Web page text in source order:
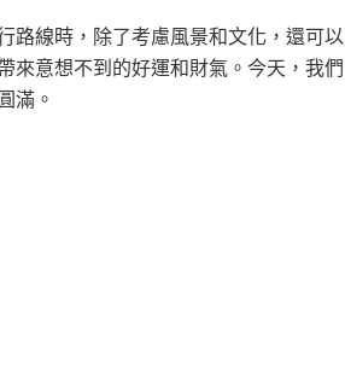
路線時，除了考慮風景和文化，還可以
來意想不到的好運和財氣。今天，我們
滿。